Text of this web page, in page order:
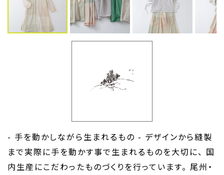
- 手を動かしながら生まれるもの - デザインから縫製
まで実際に手を動かす事で生まれるものを大切に、 国
内生産にこだわったものづくりを行っています。 尾州・